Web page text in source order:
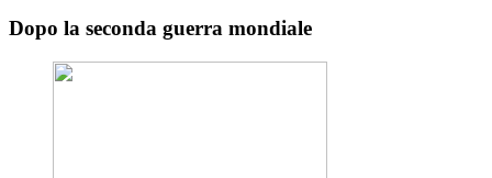
Dopo la seconda guerra mondiale